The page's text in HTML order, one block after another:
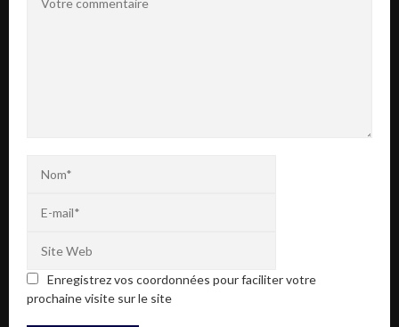
Enregistrez vos coordonnées pour faciliter votre
prochaine visite sur le site